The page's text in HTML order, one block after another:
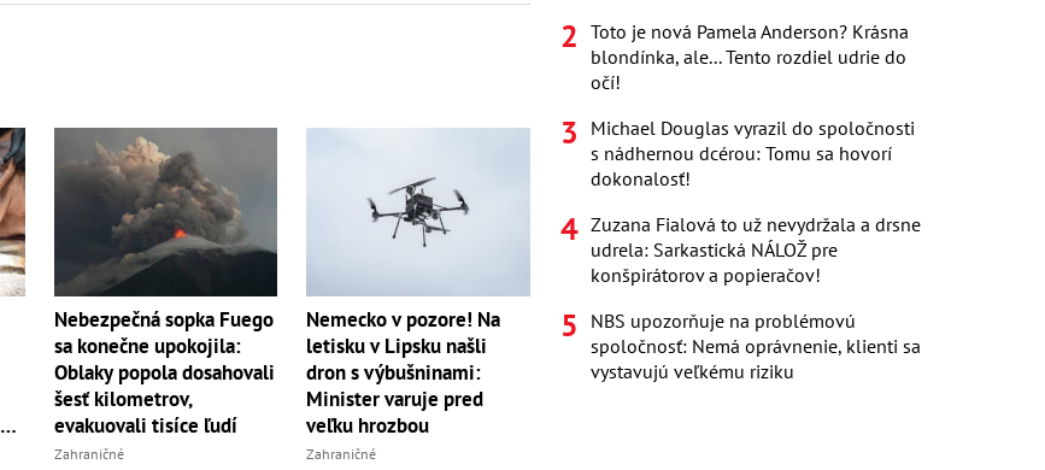
Nebezpečná sopka Fuego
sa konečne upokojila:
Oblaky popola dosahovali
šesť kilometrov,
evakuovali tisíce ľudí
Zahraničné
Nemecko v pozore! Na
letisku v Lipsku našli
dron s výbušninami:
Minister varuje pred
veľku hrozbou
Zahraničné
Toto je nová Pamela Anderson? Krásna
blondínka, ale... Tento rozdiel udrie do
očí!
Michael Douglas vyrazil do spoločnosti
s nádhernou dcérou: Tomu sa hovorí
dokonalosť!
Zuzana Fialová to už nevydržala a drsne
udrela: Sarkastická NÁLOŽ pre
konšpirátorov a popieračov!
NBS upozorňuje na problémovú
spoločnosť: Nemá oprávnenie, klienti sa
vystavujú veľkému riziku